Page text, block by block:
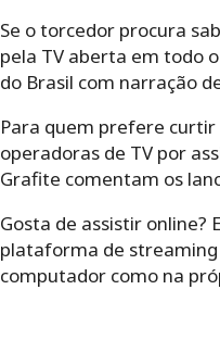
Se o torcedor procura
pela TV aberta em todo
do Brasil com narração
Para quem prefere curtir
operadoras de TV por
Grafite comentam os
Gosta de assistir online?
plataforma de
computador como na